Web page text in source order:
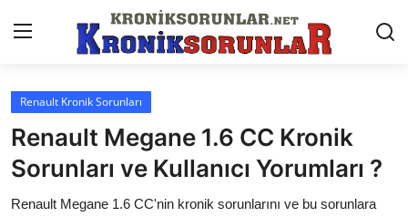
Anasayfa
Markalar
İletişim
Renault Kronik Sorunları
Renault Megane 1.6 CC Kronik
Sorunları ve Kullanıcı Yorumları ?
Renault Megane 1.6 CC'nin kronik sorunlarını ve bu sorunlara